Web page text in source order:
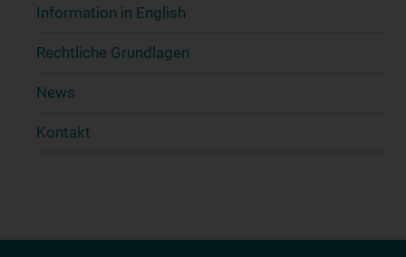
Information in English
Rechtliche Grundlagen
News
Kontakt